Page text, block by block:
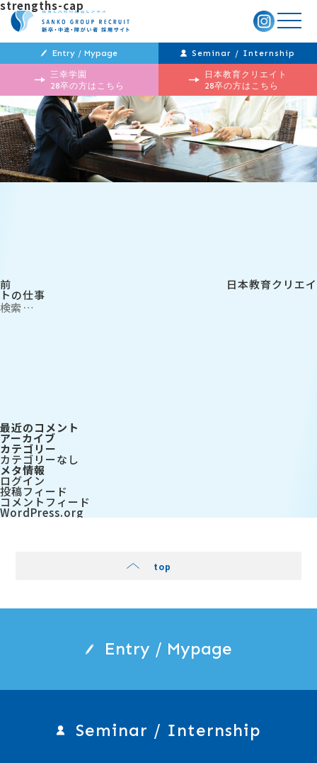
メ
ニ
ー
Entry / Mypage Seminar / Internship
三幸学園
28卒の方はこちら
日本教育クリエイト
28卒の方はこちら
strengths-cap
投
過
前 日本教育クリエイ
トの仕事
検
索:
最近のコメント
アーカイブ
カテゴリー
カテゴリーなし
メタ情報
ログイン
投稿フィード
コメントフィード
WordPress.org
top
Entry / Mypage
Seminar / Internship